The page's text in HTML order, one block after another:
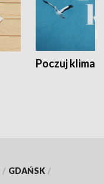
Poczuj klimat
/ GDAŃSK /